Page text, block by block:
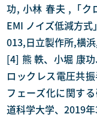
功, 小林 春夫 ,「ク
EMI ノイズ低減方
013,日立製作所,横浜
[4] 熊 軼、小堀 康
ロックレス電圧共
フェーズ化に関す
道科学大学、2019